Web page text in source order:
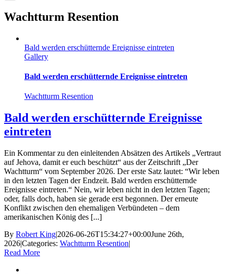
Wachtturm Resention
Bald werden erschütternde Ereignisse eintreten
Gallery
Bald werden erschütternde Ereignisse eintreten
Wachtturm Resention
Bald werden erschütternde Ereignisse
eintreten
Ein Kommentar zu den einleitenden Absätzen des Artikels „Vertraut
auf Jehova, damit er euch beschützt“ aus der Zeitschrift „Der
Wachtturm“ vom September 2026. Der erste Satz lautet: “Wir leben
in den letzten Tagen der Endzeit. Bald werden erschütternde
Ereignisse eintreten.“ Nein, wir leben nicht in den letzten Tagen;
oder, falls doch, haben sie gerade erst begonnen. Der erneute
Konflikt zwischen den ehemaligen Verbündeten – dem
amerikanischen König des [...]
By Robert King|2026-06-26T15:34:27+00:00June 26th,
2026|Categories: Wachtturm Resention|
Read More